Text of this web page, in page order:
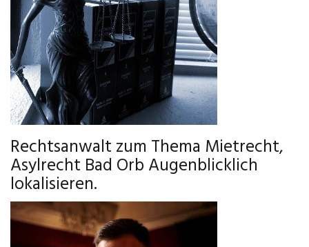
Rechtsanwalt zum Thema Mietrecht,
Asylrecht Bad Orb Augenblicklich
lokalisieren.